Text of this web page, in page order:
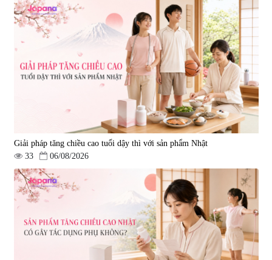
tai biến Nattokinase Nano
Premium 120 viên 149.877
2.290.000 đ
Giải pháp tăng chiều cao tuổi dậy thì với sản phẩm Nhật
33
06/08/2026